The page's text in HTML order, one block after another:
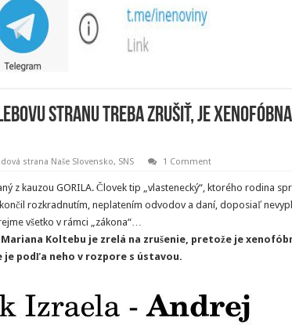
stranu treba zrušiť, je
strana Naše Slovensko, SNS 1 Comment
z kauzou GORILA. Človek tip „vlastenecký“, ktorého rodina
rozkradnutím, neplatením odvodov a daní, doposiaľ
všetko v rámci „zákona“…
Mariana Koltebu je zrelá na zrušenie, pretože je
podľa neho v rozpore s ústavou.